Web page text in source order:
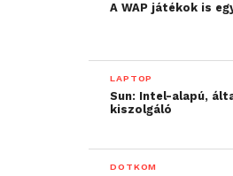
A WAP játékok is
LAPTOP
Sun: Intel-alapú,
kiszolgáló
DOTKOM